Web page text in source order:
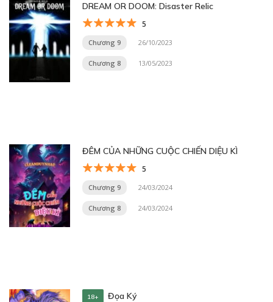
DREAM OR DOOM: Disaster Relic
5
Chương 9 26/10/2023
Chương 8 13/05/2023
ĐÊM CỦA NHỮNG CUỘC CHIẾN DIỆU KÌ
5
Chương 9 24/03/2024
Chương 8 24/03/2024
18+ Đọa Ký